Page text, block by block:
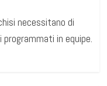
necessitano di
in equipe.